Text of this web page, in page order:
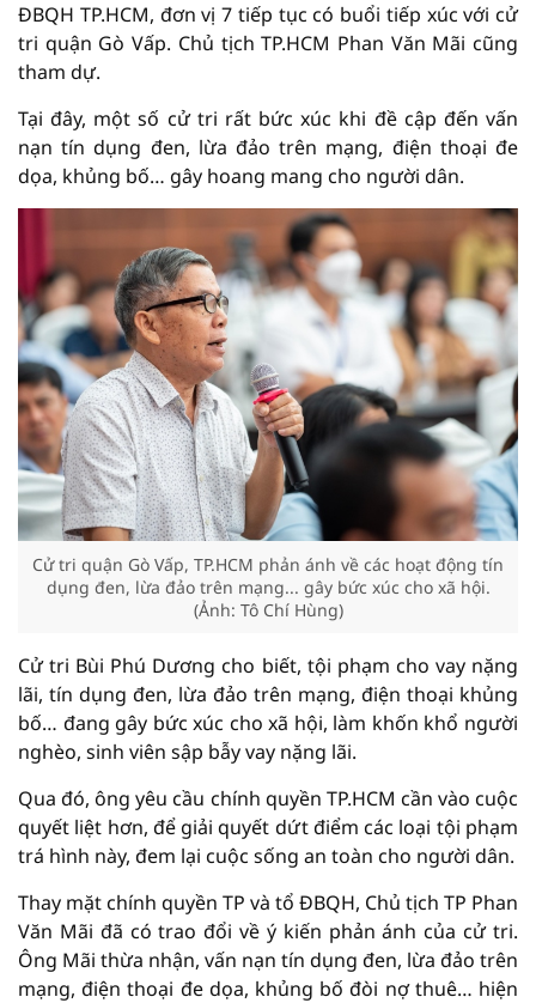
ĐBQH TP.HCM, đơn vị 7 tiếp tục có buổi tiếp xúc với cử
tri quận Gò Vấp. Chủ tịch TP.HCM Phan Văn Mãi cũng
tham dự.
Tại đây, một số cử tri rất bức xúc khi đề cập đến vấn
nạn tín dụng đen, lừa đảo trên mạng, điện thoại đe
dọa, khủng bố… gây hoang mang cho người dân.
Cử tri quận Gò Vấp, TP.HCM phản ánh về các hoạt động tín
dụng đen, lừa đảo trên mạng... gây bức xúc cho xã hội.
(Ảnh: Tô Chí Hùng)
Cử tri Bùi Phú Dương cho biết, tội phạm cho vay nặng
lãi, tín dụng đen, lừa đảo trên mạng, điện thoại khủng
bố… đang gây bức xúc cho xã hội, làm khốn khổ người
nghèo, sinh viên sập bẫy vay nặng lãi.
Qua đó, ông yêu cầu chính quyền TP.HCM cần vào cuộc
quyết liệt hơn, để giải quyết dứt điểm các loại tội phạm
trá hình này, đem lại cuộc sống an toàn cho người dân.
Thay mặt chính quyền TP và tổ ĐBQH, Chủ tịch TP Phan
Văn Mãi đã có trao đổi về ý kiến phản ánh của cử tri.
Ông Mãi thừa nhận, vấn nạn tín dụng đen, lừa đảo trên
mạng, điện thoại đe dọa, khủng bố đòi nợ thuê… hiện